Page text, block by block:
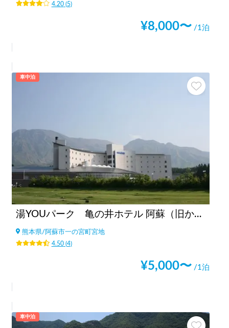
4.20(5)
¥8,000〜 /1泊
車中泊
湯YOUパーク 亀の井ホテル 阿蘇（旧かんぽの宿阿蘇）（熊本県）
熊本県/ 阿蘇市一の宮町宮地
4.50(4)
¥5,000〜 /1泊
車中泊